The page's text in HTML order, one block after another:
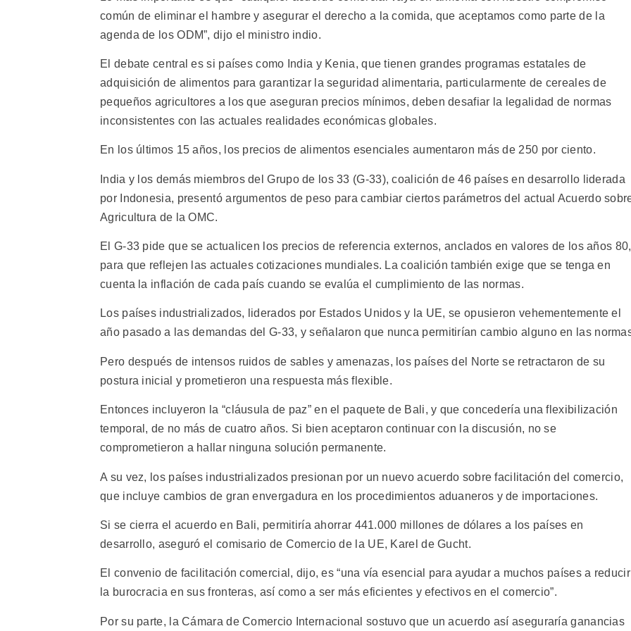
común de eliminar el hambre y asegurar el derecho a la comida, que aceptamos como parte de la
agenda de los ODM”, dijo el ministro indio.
El debate central es si países como India y Kenia, que tienen grandes programas estatales de
adquisición de alimentos para garantizar la seguridad alimentaria, particularmente de cereales de
pequeños agricultores a los que aseguran precios mínimos, deben desafiar la legalidad de normas
inconsistentes con las actuales realidades económicas globales.
En los últimos 15 años, los precios de alimentos esenciales aumentaron más de 250 por ciento.
India y los demás miembros del Grupo de los 33 (G-33), coalición de 46 países en desarrollo liderada
por Indonesia, presentó argumentos de peso para cambiar ciertos parámetros del actual Acuerdo
Agricultura de la OMC.
El G-33 pide que se actualicen los precios de referencia externos, anclados en valores de los años 80,
para que reflejen las actuales cotizaciones mundiales. La coalición también exige que se tenga en
cuenta la inflación de cada país cuando se evalúa el cumplimiento de las normas.
Los países industrializados, liderados por Estados Unidos y la UE, se opusieron vehementemente el
año pasado a las demandas del G-33, y señalaron que nunca permitirían cambio alguno en las
Pero después de intensos ruidos de sables y amenazas, los países del Norte se retractaron de su
postura inicial y prometieron una respuesta más flexible.
Entonces incluyeron la “cláusula de paz” en el paquete de Bali, y que concedería una flexibilización
temporal, de no más de cuatro años. Si bien aceptaron continuar con la discusión, no se
comprometieron a hallar ninguna solución permanente.
A su vez, los países industrializados presionan por un nuevo acuerdo sobre facilitación del comercio,
que incluye cambios de gran envergadura en los procedimientos aduaneros y de importaciones.
Si se cierra el acuerdo en Bali, permitiría ahorrar 441.000 millones de dólares a los países en
desarrollo, aseguró el comisario de Comercio de la UE, Karel de Gucht.
El convenio de facilitación comercial, dijo, es “una vía esencial para ayudar a muchos países a reducir
la burocracia en sus fronteras, así como a ser más eficientes y efectivos en el comercio”.
Por su parte, la Cámara de Comercio Internacional sostuvo que un acuerdo así aseguraría ganancias